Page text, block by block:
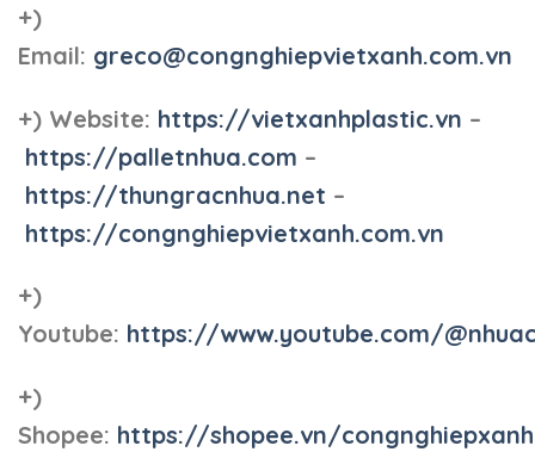
+)
Email: greco@congnghiepvietxanh.com.vn
+) Website: https://vietxanhplastic.vn –
https://palletnhua.com –
https://thungracnhua.net –
https://congnghiepvietxanh.com.vn
+)
Youtube: https://www.youtube.com/
+)
Shopee: https://shopee.vn/